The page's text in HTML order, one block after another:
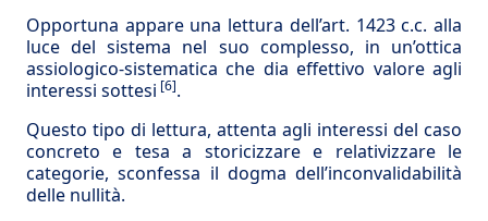
Opportuna appare una lettura dell’art. 1423 c.c. alla
luce del sistema nel suo complesso, in un’ottica
assiologico-sistematica che dia effettivo valore agli
interessi sottesi [6].
Questo tipo di lettura, attenta agli interessi del caso
concreto e tesa a storicizzare e relativizzare le
categorie, sconfessa il dogma dell’inconvalidabilità
delle nullità.